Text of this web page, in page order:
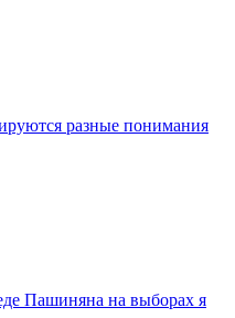
разные понимания
Пашиняна на выборах я